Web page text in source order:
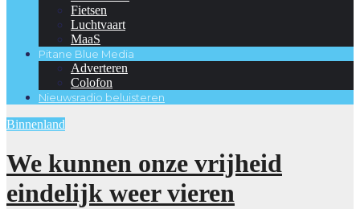
Fietsen
Luchtvaart
MaaS
Pitane Blue Media
Adverteren
Colofon
Nieuwsradio beluisteren
Binnenland
We kunnen onze vrijheid
eindelijk weer vieren